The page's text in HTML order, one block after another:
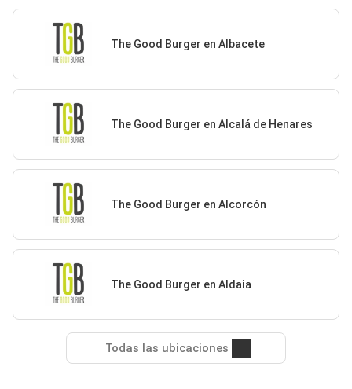
The Good Burger en Albacete
The Good Burger en Alcalá de Henares
The Good Burger en Alcorcón
The Good Burger en Aldaia
Todas las ubicaciones